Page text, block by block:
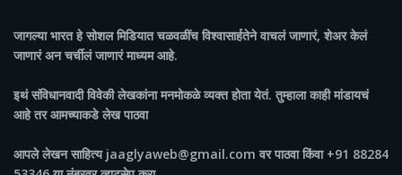
जागल्या भारतहे सोशल मिडियात चळवळींच विश्वासार्हतेने वाचलं जाणारं, शेअर केलं
जाणारं अन चर्चीलं जाणारं माध्यम आहे.
इथं संविधानवादी विवेकी लेखकांना मनमोकळे व्यक्त होता येतं. तुम्हाला काही मांडायचं
आहे तर आमच्याकडे लेख पाठवा
आपले लेखन साहित्य jaaglyaweb@gmail.com वर पाठवा किंवा +91 88284